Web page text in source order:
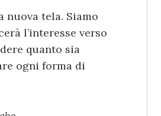
nuova tela. Siamo
l’interesse verso
quanto sia
ogni forma di